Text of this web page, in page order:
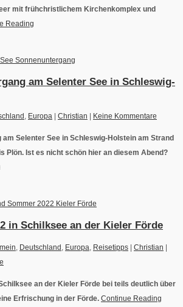
mit frühchristlichem Kirchenkomplex und
Reading
am Selenter See in Schleswig-
, Europa Christian Keine Kommentare
am Selenter See in Schleswig-Holstein am Strand
Plön. Ist es nicht schön hier an diesem Abend?
in Schilksee an der Kieler Förde
, Deutschland , Europa, Reisetipps Christian
an der Kieler Förde bei teils deutlich über
Erfrischung in der Förde. Continue Reading